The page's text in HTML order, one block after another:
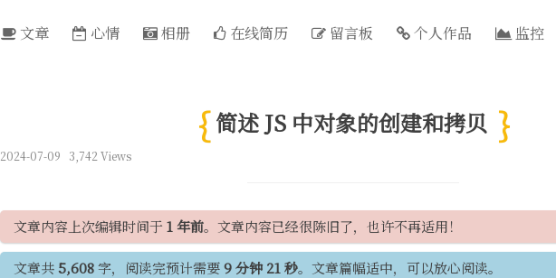
文章 心情 相册 在线简历 留言板 个人作品 监控
简述 JS 中对象的创建和拷贝
2024-07-09 3,742 Views
文章内容上次编辑时间于 1 年前。文章内容已经很陈旧了，也许不再适用！
文章共5,608字，阅读完预计需要9 分钟 21 秒。文章篇幅适中，可以放心阅读。